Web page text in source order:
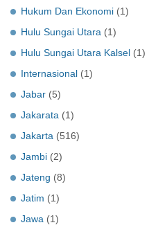
Hukum Dan Ekonomi (1)
Hulu Sungai Utara (1)
Hulu Sungai Utara Kalsel (1)
Internasional (1)
Jabar (5)
Jakarata (1)
Jakarta (516)
Jambi (2)
Jateng (8)
Jatim (1)
Jawa (1)